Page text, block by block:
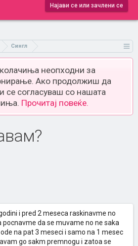
Најави се или зачлени се
Сингл
колачиња неопходни за
Ако продолжиш да
се согласуваш со нашата
Прочитај повеќе.
i pred 2 meseca raskinavme no
pocnavme da se muvame no ne saka
na pat 3 meseci i samo na 1 mesec
go sakm premnogu i zatoa se